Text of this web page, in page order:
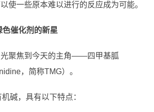
使一些原本难以进行的反应成为可能。
催化剂的新星
光聚焦到今天的主角——四甲基胍
，简称TMG）。
碱，具有以下特点：